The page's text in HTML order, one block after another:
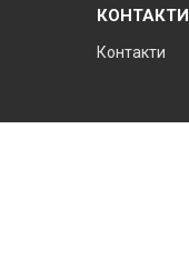
КОНТАКТИ
Контакти